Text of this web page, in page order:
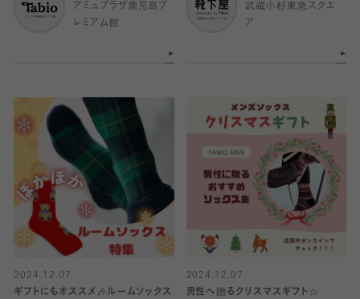
アミュプラザ鹿児島プ
レミアム館
武蔵小杉東急スクエ
ア
2024.12.07
ギフトにもオススメ🎶ルームソックス
2024.12.07
男性へ贈るクリスマスギフト☆